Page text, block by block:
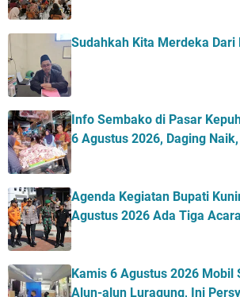
Sudahkah Kita Merdeka Dari
Info Sembako di Pasar
6 Agustus 2026, Daging
Agenda Kegiatan Bupati
Agustus 2026 Ada Tiga Acara
Kamis 6 Agustus 2026 Mobil
Alun-alun Luragung, Ini